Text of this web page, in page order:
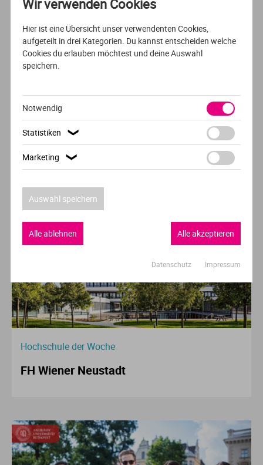
Mehr über das Studium
www.karlshochschule.de/de/bachelor/ab-wintersemester-
201819/studium-management/event
Infos & Beratung
Gerne unterstützen wir dich persönlich bei der Wahl
deines Studiengangs. Du erreichst uns telefonisch unter
+49 721 48095 0 oder per E-Mail an
admissions@karlshochschule.de
Hochschule der Woche
FH Wiener Neustadt
Wir verwenden Cookies
Hier ist eine Übersicht unser verwendenten Cookies,
aufgeteilt in drei Kategorien. Du kannst entscheiden welche
Cookies du erlauben möchtest und deine Auswahl
speichern.
Notwendig
Statistiken ❯
Marketing ❯
Auswahl speichern
Alle akzeptieren
Alle ablehnen
Datenschutz Impressum